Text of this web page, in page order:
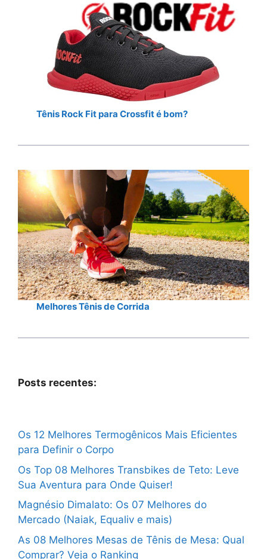
Tênis Rock Fit para Crossfit é bom?
Melhores Tênis de Corrida
Posts recentes:
Os 12 Melhores Termogênicos Mais Eficientes
para Definir o Corpo
Os Top 08 Melhores Transbikes de Teto: Leve
Sua Aventura para Onde Quiser!
Magnésio Dimalato: Os 07 Melhores do
Mercado (Naiak, Equaliv e mais)
As 08 Melhores Mesas de Tênis de Mesa: Qual
Comprar? Veja o Ranking